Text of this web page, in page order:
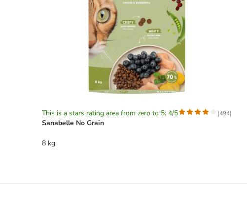
This is a stars rating area from zero to 5: 4/5 (494)
Sanabelle No Grain
8 kg